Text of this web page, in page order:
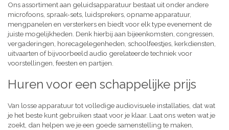
Ons assortiment aan geluidsapparatuur bestaat uit onder andere
microfoons, spraak-sets, luidsprekers, opname apparatuur,
mengpanelen en versterkers en biedt voor elk type evenement de
juiste mogelijkheden. Denk hierbij aan bijeenkomsten, congressen,
vergaderingen, horecagelegenheden, schoolfeestjes, kerkdiensten,
uitvaarten of bijvoorbeeld audio gerelateerde techniek voor
voorstellingen, feesten en partijen.
Huren voor een schappelijke prijs
Van losse apparatuur tot volledige audiovisuele installaties, dat wat
je het beste kunt gebruiken staat voor je klaar. Laat ons weten wat je
zoekt, dan helpen we je een goede samenstelling te maken,